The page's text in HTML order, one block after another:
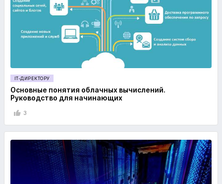
IT-ДИРЕКТОРУ
Основные понятия облачных вычислений.
Руководство для начинающих
3